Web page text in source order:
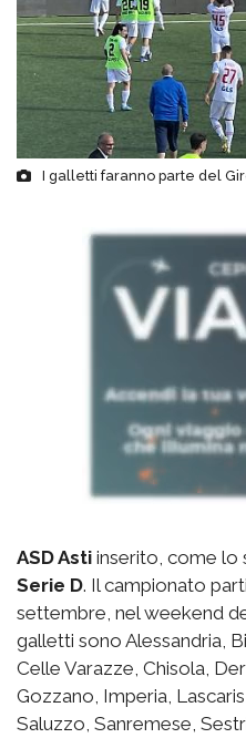
I galletti faranno parte del
ASD Asti inserito, come lo
Serie D. Il campionato
settembre, nel weekend
galletti sono Alessandria,
Celle Varazze, Chisola,
Gozzano, Imperia,
Saluzzo, Sanremese,